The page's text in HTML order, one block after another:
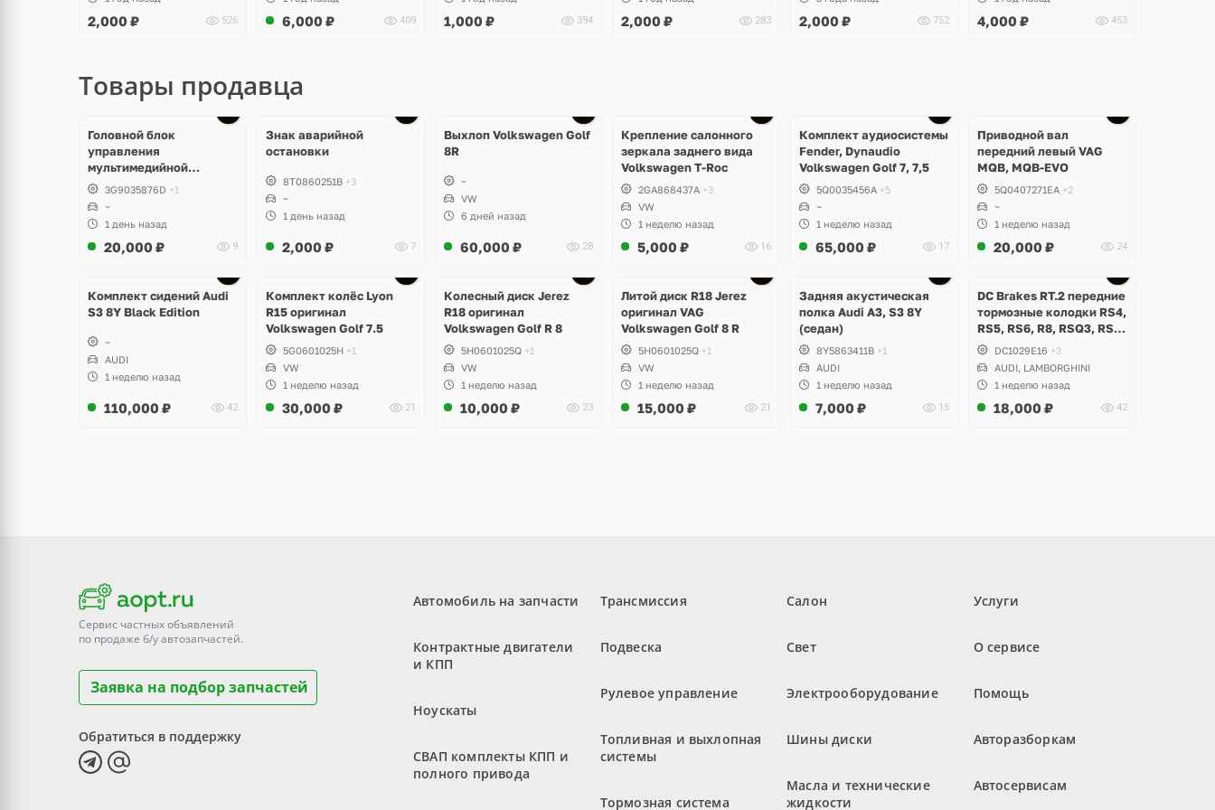
RS, Seat Leon, Altea
2,000 ₽ 526
Octavia A5 Scout 4x4,
Superb, Yeti, Seat Altea
6,000 ₽ 409
Leon
1,000 ₽ 394 2,000 ₽ 283
Octavia, Seat Ateca,
Tarraco, Alhambra
2,000 ₽ 752 4,000 ₽ 453
Товары продавца
Головной блок
управления
мультимедийной
системы Volkswagen T-
Roc
3G9035876D +1
~
1 день назад
20,000 ₽ 9
Знак аварийной
остановки
8T0860251B +3
~
1 день назад
2,000 ₽ 7
Выхлоп Volkswagen Golf
8R
~
VW
6 дней назад
60,000 ₽ 28
Крепление салонного
зеркала заднего вида
Volkswagen T-Roc
2GA868437A +3
VW
1 неделю назад
5,000 ₽ 16
Комплект аудиосистемы
Fender, Dynaudio
Volkswagen Golf 7, 7,5
5Q0035456A +5
~
1 неделю назад
65,000 ₽ 17
Приводной вал
передний левый VAG
MQB, MQB-EVO
5Q0407271EA +2
~
1 неделю назад
20,000 ₽ 24
Комплект сидений Audi
S3 8Y Black Edition
~
AUDI
1 неделю назад
110,000 ₽ 42
Комплект колёс Lyon
R15 оригинал
Volkswagen Golf 7.5
5G0601025H +1
VW
1 неделю назад
30,000 ₽ 21
Колесный диск Jerez
R18 оригинал
Volkswagen Golf R 8
5H0601025Q +1
VW
1 неделю назад
10,000 ₽ 23
Литой диск R18 Jerez
оригинал VAG
Volkswagen Golf 8 R
5H0601025Q +1
VW
1 неделю назад
15,000 ₽ 21
Задняя акустическая
полка Audi A3, S3 8Y
(седан)
8Y5863411B +1
AUDI
1 неделю назад
7,000 ₽ 15
DC Brakes RT.2 передние
тормозные колодки RS4,
RS5, RS6, R8, RSQ3, RS3
8V (комплект 8 шт)
DC1029E16 +3
AUDI, LAMBORGHINI
1 неделю назад
18,000 ₽ 42
Сервис частных объявлений
по продаже б/уавтозапчастей.
Заявка на подбор запчастей
Обратиться в поддержку
Автомобиль на запчасти
Контрактные двигатели
и КПП
Ноускаты
СВАП комплекты КПП и
полного привода
Трансмиссия
Подвеска
Рулевое управление
Топливная и выхлопная
системы
Тормозная система
Салон
Свет
Электрооборудование
Шины диски
Масла и технические
жидкости
Услуги
О сервисе
Помощь
Авторазборкам
Автосервисам